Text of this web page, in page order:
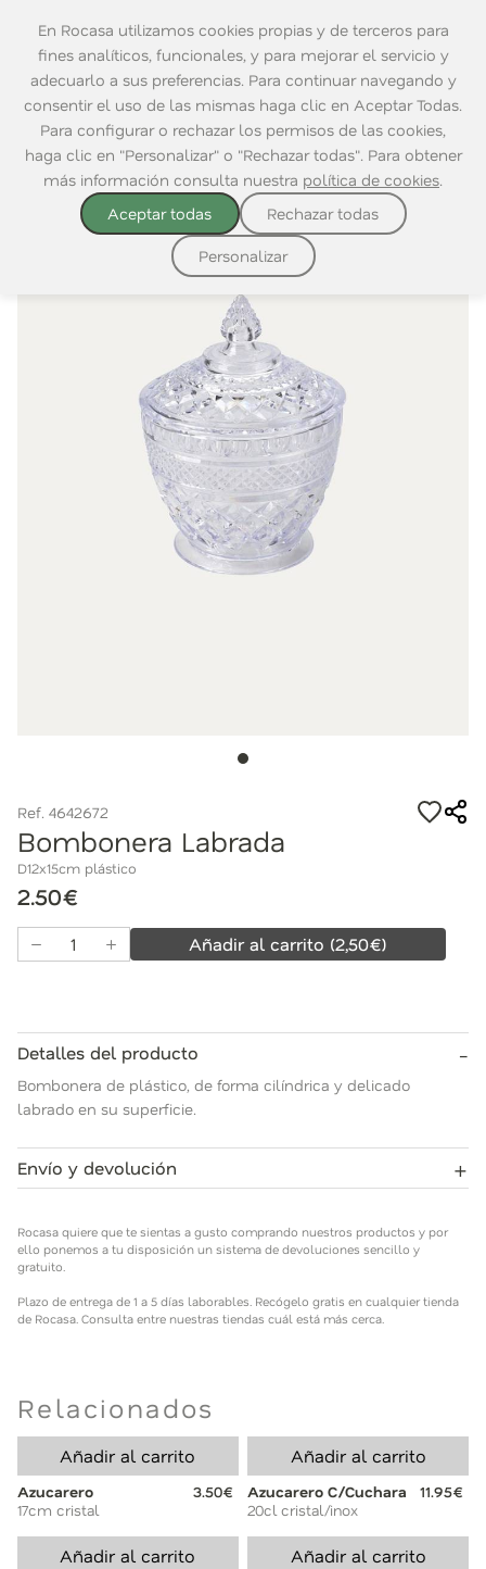
En Rocasa utilizamos cookies propias y de terceros para
fines analíticos, funcionales, y para mejorar el servicio y
adecuarlo a sus preferencias. Para continuar navegando y
consentir el uso de las mismas haga clic en Aceptar Todas.
Para configurar o rechazar los permisos de las cookies,
haga clic en "Personalizar" o "Rechazar todas". Para obtener
más información consulta nuestra política de cookies.
Aceptar todas
Rechazar todas
Personalizar
Home|Cocina Ordenación Latas y Tarros
Ref. 4642672
Bombonera Labrada
D12x15cm plástico
2.50€
Añadir al carrito (2,50€)
Detalles del producto -
Bombonera de plástico, de forma cilíndrica y delicado
labrado en su superficie.
Envío y devolución +
productos y por ello ponemos a tu disposición un sistema de
devoluciones sencillo y gratuito.
cualquier tienda de Rocasa. Consulta entre nuestras tiendas
Rocasa quiere que te sientas a gusto comprando nuestros productos y por
ello ponemos a tu disposición un sistema de devoluciones sencillo y
gratuito.
Plazo de entrega de 1 a 5 días laborables. Recógelo gratis en cualquier tienda
de Rocasa. Consulta entre nuestras tiendas cuál está más cerca.
Relacionados
Añadir al carrito
Azucarero
3.50€
17cm cristal
Añadir al carrito
Azucarero C/Cuchara
11.95€
20cl cristal/inox
Añadir al carrito Añadir al carrito